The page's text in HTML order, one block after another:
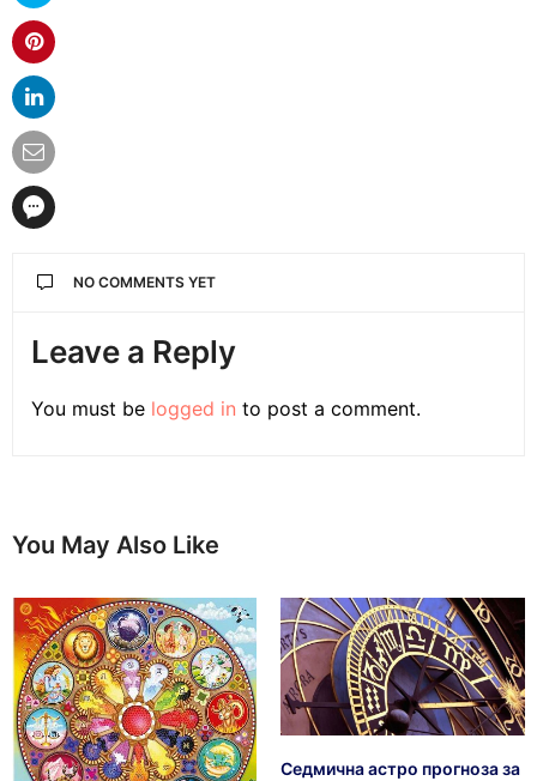
NO COMMENTS YET
Leave a Reply
You must be logged in to post a comment.
You May Also Like
Седмична астро прогноза за